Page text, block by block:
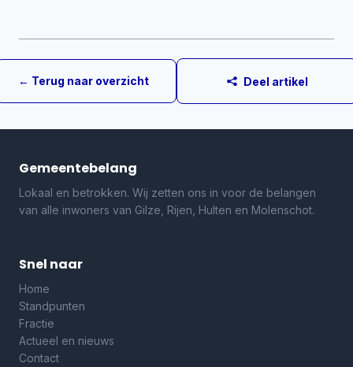
← Terug naar overzicht Deel artikel
Gemeentebelang
Lokaal en betrokken. Wij zetten ons in voor de belangen
van alle inwoners van Gilze, Rijen, Hulten en Molenschot.
Snel naar
Home
Standpunten
Fractie
Actueel en nieuws
Contact